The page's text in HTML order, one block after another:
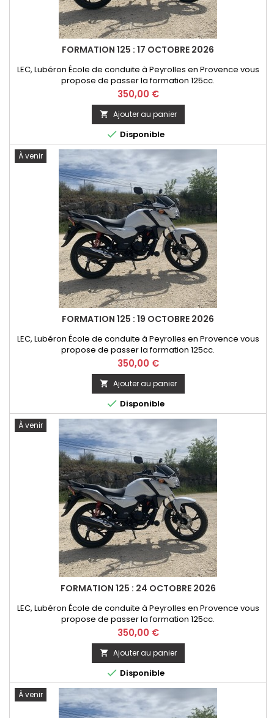
FORMATION 125 : 17 OCTOBRE 2026
LEC, Lubéron École de conduite à Peyrolles en Provence vous
propose de passer la formation 125cc.
Prix
350,00 €
 Ajouter au panier
 Disponible
À venir
FORMATION 125 : 19 OCTOBRE 2026
LEC, Lubéron École de conduite à Peyrolles en Provence vous
propose de passer la formation 125cc.
Prix
350,00 €
 Ajouter au panier
 Disponible
À venir
FORMATION 125 : 24 OCTOBRE 2026
LEC, Lubéron École de conduite à Peyrolles en Provence vous
propose de passer la formation 125cc.
Prix
350,00 €
 Ajouter au panier
 Disponible
À venir